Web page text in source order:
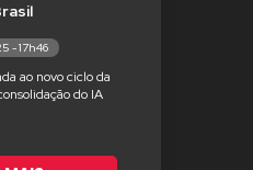
- 17h46
ao novo ciclo da
do IA